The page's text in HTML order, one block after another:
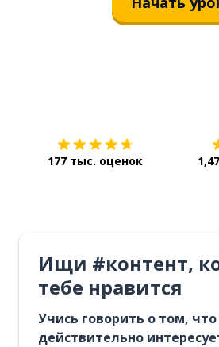
177 тыс. оценок
Ищи #контент,
тебе нравится
Учись говорить о том, что
действительно